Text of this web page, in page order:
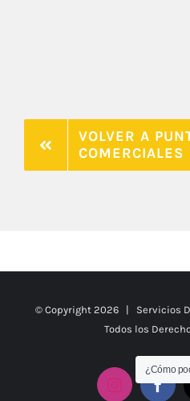
VOLVER A
COMERCIALES
© Copyright 2026 | Servicios
Todos los
Instagram
¿Cómo